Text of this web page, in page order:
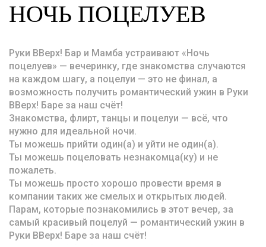
НОЧЬ ПОЦЕЛУЕВ
Руки ВВерх! Бар и Мамба устраивают «Ночь
поцелуев» — вечеринку, где знакомства случаются
на каждом шагу, а поцелуи — это не финал, а
возможность получить романтический ужин в Руки
ВВерх! Баре за наш счёт!
Знакомства, флирт, танцы и поцелуи — всё, что
нужно для идеальной ночи.
Ты можешь прийти один(а) и уйти не один(а).
Ты можешь поцеловать незнакомца(ку) и не
пожалеть.
Ты можешь просто хорошо провести время в
компании таких же смелых и открытых людей.
Парам, которые познакомились в этот вечер, за
самый красивый поцелуй — романтический ужин в
Руки ВВерх! Баре за наш счёт!